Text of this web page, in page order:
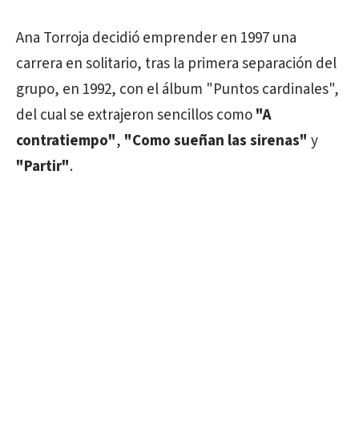
Ana Torroja decidió emprender en 1997 una
carrera en solitario, tras la primera separación del
grupo, en 1992, con el álbum "Puntos cardinales",
del cual se extrajeron sencillos como"A
contratiempo", "Como sueñan las sirenas" y
"Partir".